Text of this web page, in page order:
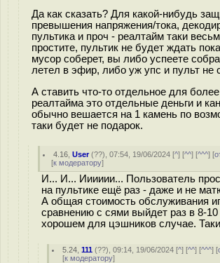
Да как сказать? Для какой-нибудь
превышения напряжения/тока,
пультика и проч - реалтайм таки
простите, пультик не будет ждать
мусор соберет, вы либо успеете
летел в эфир, либо уж упс и пульт не
А ставить что-то отдельное для более
реалтайма это отдельные деньги и
обычно вешается на 1 камень по
таки будет не подарок.
4.16 ,User(??), 07:54, 19/06/2024 [^] [^^] [^^^] [
[к модератору]
И... И... Ииииии... Пользователь
на пультике ещё раз - даже и не
А общая стоимость обслуживания
сравнению с сями выйдет раз в 8-
хорошем для цэшников случае.
5.24 ,111 (??), 09:14, 19/06/2024 [^] [^^] [^^^] [
[к модератору]